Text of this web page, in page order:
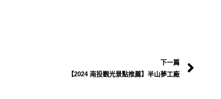
下一篇
【2024 南投觀光景點推薦】半山夢工廠